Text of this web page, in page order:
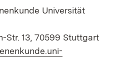
Universität
Str. 13, 70599 Stuttgart